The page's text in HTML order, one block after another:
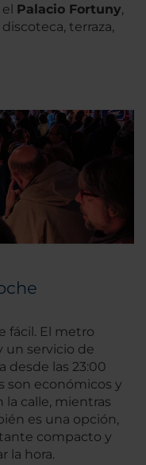
Palacio Fortuny,
terraza,
fácil. El metro
un servicio de
desde las 23:00
son económicos y
calle, mientras
es una opción,
compacto y
la hora.